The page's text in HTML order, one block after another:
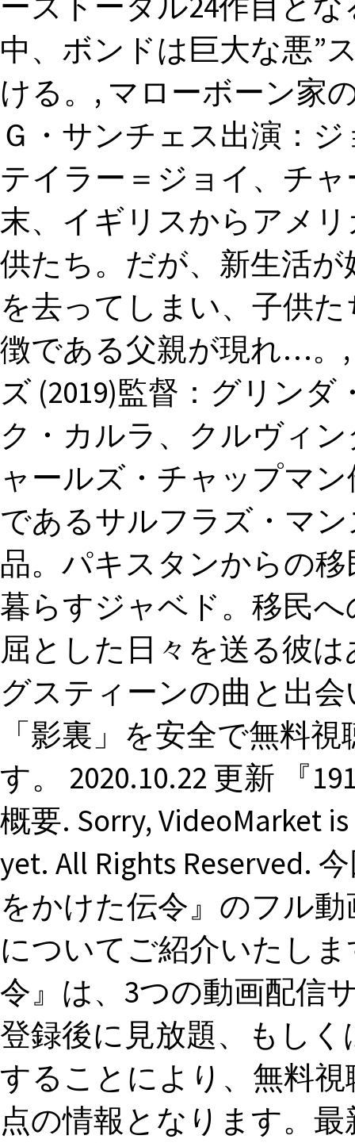
中、ボンドは巨大な悪”
ける。, マローボーン家
Ｇ・サンチェス出演：
テイラー＝ジョイ、チ
末、イギリスからアメ
供たち。だが、新生活
を去ってしまい、子供
徴である父親が現れ…。
ズ (2019)監督：グリン
ク・カルラ、クルヴィ
ャールズ・チャップマ
であるサルフラズ・マ
品。パキスタンからの
暮らすジャベド。移民
屈とした日々を送る彼
グスティーンの曲と出
「影裏」を安全で無料
す。 2020.10.22 更新 『
概要. Sorry, VideoMarket
yet. All Rights Reserved.
をかけた伝令』のフル
についてご紹介いたし
令』は、3つの動画配信
登録後に見放題、もし
することにより、無料
点の情報となります。